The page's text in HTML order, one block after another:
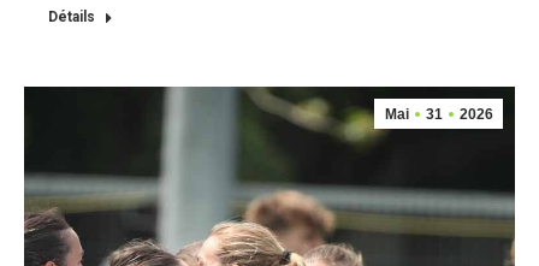
Détails
Mai 31 2026